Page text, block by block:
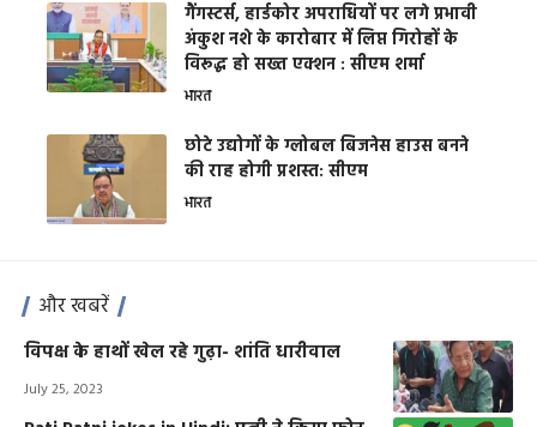
गैंगस्टर्स, हार्डकोर अपराधियों पर लगे प्रभावी
अंकुश नशे के कारोबार में लिप्त गिरोहों के
विरूद्ध हो सख्त एक्शन : सीएम शर्मा
भारत
छोटे उद्योगों के ग्लोबल बिजनेस हाउस बनने
की राह होगी प्रशस्त: सीएम
भारत
और खबरें
विपक्ष के हाथों खेल रहे गुढ़ा- शांति धारीवाल
July 25, 2023